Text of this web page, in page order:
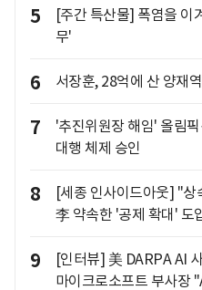
5
[주간 특산물] 폭염을 이
무'
6 서장훈, 28억에 산 양재
7
'추진위원장 해임' 올림
대행 체제 승인
8
[세종 인사이드아웃] "상
李 약속한 '공제 확대' 도
9
[인터뷰] 美 DARPA AI
마이크로소프트 부사장